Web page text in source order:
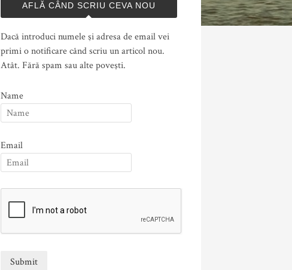
AFLĂ CÂND SCRIU CEVA NOU
Dacă introduci numele şi adresa de email vei
primi o notificare când scriu un articol nou.
Atât. Fără spam sau alte poveşti.
Name
Email